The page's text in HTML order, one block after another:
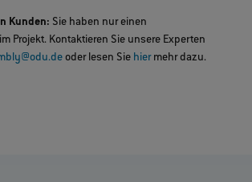
Kunden: Sie haben nur einen
Projekt. Kontaktieren Sie unsere Experten
oder lesen Sie hiermehr dazu.